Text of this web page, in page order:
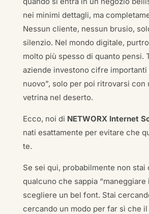
nei minimi dettagli, ma
Nessun cliente, nessun brusio,
silenzio. Nel mondo digitale,
molto più spesso di quanto pensi.
aziende investono cifre
nuovo”, solo per poi ritrovarsi con
vetrina nel deserto.
Ecco, noi di NETWORX Internet
nati esattamente per evitare che
te.
Se sei qui, probabilmente non stai
qualcuno che sappia “maneggiare
scegliere un bel font. Stai
cercando un modo per far sì che